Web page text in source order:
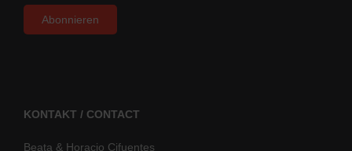
KONTAKT / CONTACT
Beata & Horacio Cifuentes